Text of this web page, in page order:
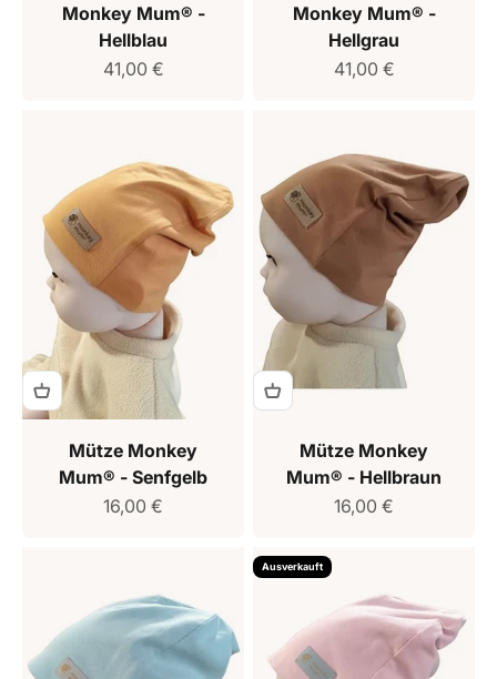
Monkey Mum® -
Hellblau
Verkaufspreis
41,00 €
Monkey Mum® -
Hellgrau
Verkaufspreis
41,00 €
Mütze Monkey
Mum® - Senfgelb
Verkaufspreis
16,00 €
Mütze Monkey
Mum® - Hellbraun
Verkaufspreis
16,00 €
Ausverkauft